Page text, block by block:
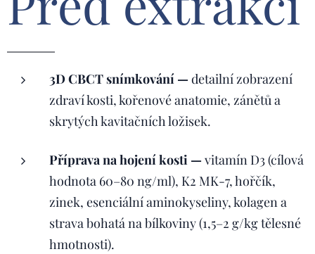
3D CBCT snímkování —detailní zobrazení
zdraví kosti, kořenové anatomie, zánětů a
skrytých kavitačních ložisek.
Příprava na hojení kosti —vitamín D3 (cílová
hodnota 60–80 ng/ml), K2 MK-7, hořčík,
zinek, esenciální aminokyseliny, kolagen a
strava bohatá na bílkoviny (1,5–2 g/kg tělesné
hmotnosti).